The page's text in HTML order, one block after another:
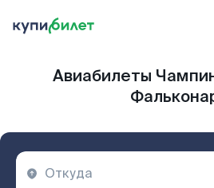
Авиабилеты